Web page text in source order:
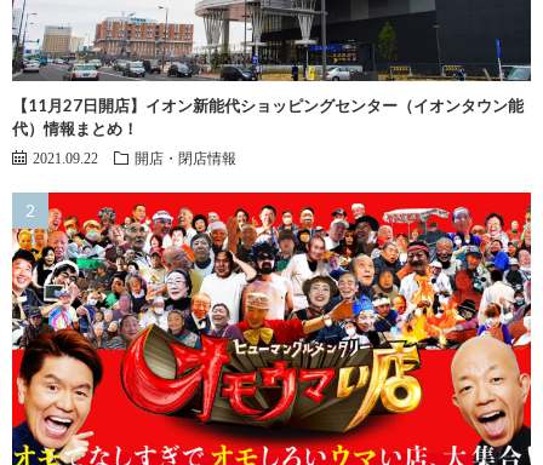
【11月27日開店】イオン新能代ショッピングセンター（イオンタウン能
代）情報まとめ！
2021.09.22 開店・閉店情報